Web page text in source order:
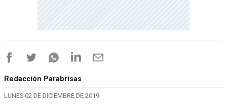
Redacción Parabrisas
LUNES 02 DE DICIEMBRE DE 2019